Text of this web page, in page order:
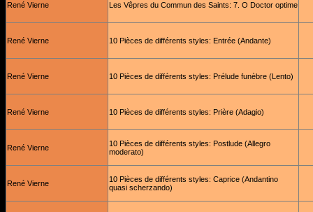
René Vierne Les Vêpres du Commun des Saints: 7. O Doctor optime
René Vierne 10 Pièces de différents styles: Entrée (Andante)
René Vierne 10 Pièces de différents styles: Prélude funèbre (Lento)
René Vierne 10 Pièces de différents styles: Prière (Adagio)
René Vierne
10 Pièces de différents styles: Postlude (Allegro
moderato)
René Vierne
10 Pièces de différents styles: Caprice (Andantino
quasi scherzando)